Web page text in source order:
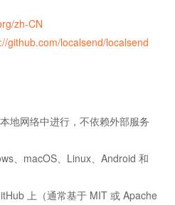
zh-CN
github.com/localsend/localsend
地网络中进行，不依赖外部服务
、macOS、Linux、Android 和
上（通常基于 MIT 或 Apache